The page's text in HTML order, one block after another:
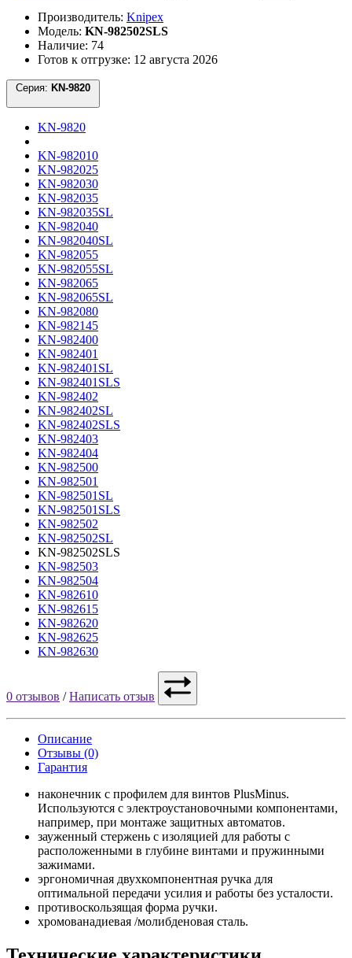
Производитель: Knipex
Модель: KN-982502SLS
Наличие: 74
Готов к отгрузке: 12 августа 2026
Серия:
KN-9820
KN-982010
KN-982025
KN-982030
KN-982035
KN-982035SL
KN-982040
KN-982040SL
KN-982055
KN-982055SL
KN-982065
KN-982065SL
KN-982080
KN-982145
KN-982400
KN-982401
KN-982401SL
KN-982401SLS
KN-982402
KN-982402SL
KN-982402SLS
KN-982403
KN-982404
KN-982500
KN-982501
KN-982501SL
KN-982501SLS
KN-982502
KN-982502SL
KN-982502SLS
KN-982503
KN-982504
KN-982610
KN-982615
KN-982620
KN-982625
KN-982630
0 отзывов /Написать отзыв
Описание
Отзывы (0)
Гарантия
наконечник с профилем для винтов PlusMinus.
Используются с электроустановочными компонентами,
например, при монтаже защитных автоматов.
зауженный стержень с изоляцией для работы с
расположенными в глубине винтами и пружинными
зажимами.
эргономичная двухкомпонентная ручка для
оптимальной передачи усилия и работы без усталости.
противоскользящая форма ручки.
хромованадиевая /молибденовая сталь.